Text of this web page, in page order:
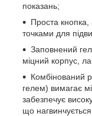
показань;
Проста кнопка,
точками для
Заповнений
міцний корпус,
Комбінований
гелем) вимагає
забезпечує
що